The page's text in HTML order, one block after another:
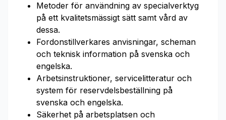
Metoder för användning av specialverktyg
på ett kvalitetsmässigt sätt samt vård av
dessa.
Fordonstillverkares anvisningar, scheman
och teknisk information på svenska och
engelska.
Arbetsinstruktioner, servicelitteratur och
system för reservdelsbeställning på
svenska och engelska.
Säkerhet på arbetsplatsen och